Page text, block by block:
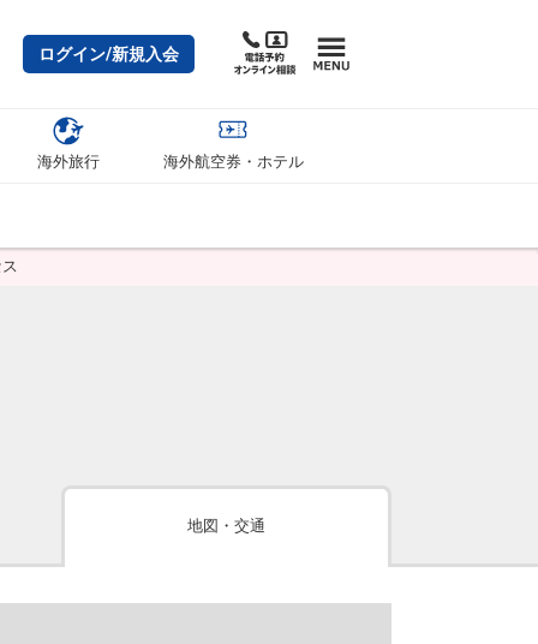
ログイン/新規入会
海外旅行 海外航空券・ホテル
地図・交通